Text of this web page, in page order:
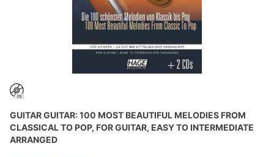
GUITAR GUITAR: 100 MOST BEAUTIFUL MELODIES FROM
CLASSICAL TO POP, FOR GUITAR, EASY TO INTERMEDIATE
ARRANGED